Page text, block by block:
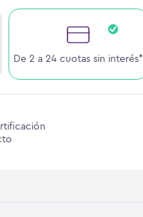
De 2 a 24 cuotas sin interés*